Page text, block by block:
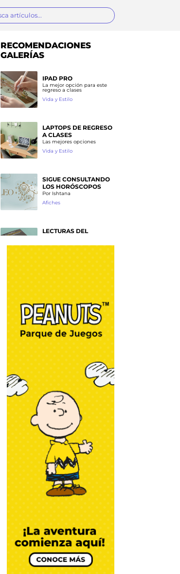
RECOMENDACIONES
GALERÍAS
IPAD PRO
La mejor opción para este
regreso a clases
Vida y Estilo
LAPTOPS DE REGRESO
A CLASES
Las mejores opciones
Vida y Estilo
SIGUE CONSULTANDO
LOS HORÓSCOPOS
Por Ishtana
Afiches
LECTURAS DEL
Títulos para entender tu
mente
Afiches
SAM SMITH: HAZEL
EYES
Un nuevo y emotivo disco
sobre NY
Afiches
RAYAS COLORIDAS
Por Mónica Muñoz
Go Fashion
WRAPOLLO
Por Chef Christian Lima
DIY y Algo más
WRAP DE PAVO EN
CREMOSO DE
AGUACATE
Por Chef Daniel Zárate
DIY y Algo más
BATIDO DE YOGUR
GRIEGO
Por Chef Daniel Zárate
DIY y Algo más